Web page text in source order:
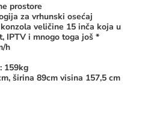
prostore
za vrhunski osećaj
veličine 15 inča koja u
IPTV i mnogo toga još *
h
159kg
širina 89cm visina 157,5 cm